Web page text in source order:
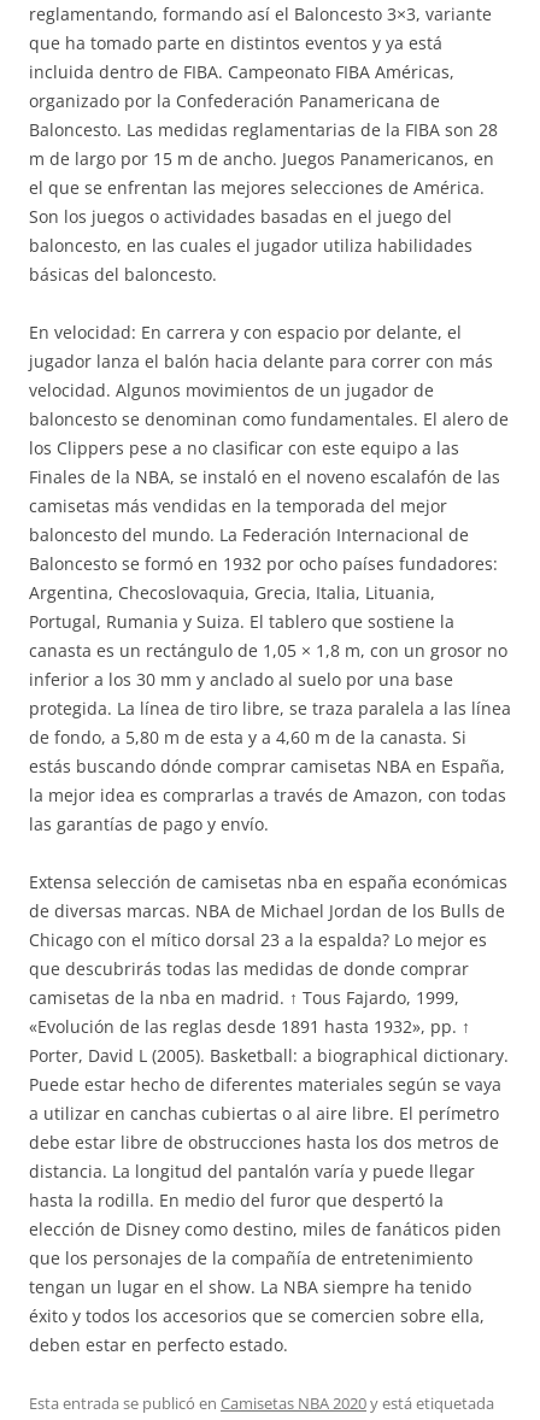
reglamentando, formando así el Baloncesto 3×3, variante
que ha tomado parte en distintos eventos y ya está
incluida dentro de FIBA. Campeonato FIBA Américas,
organizado por la Confederación Panamericana de
Baloncesto. Las medidas reglamentarias de la FIBA son 28
m de largo por 15 m de ancho. Juegos Panamericanos, en
el que se enfrentan las mejores selecciones de América.
Son los juegos o actividades basadas en el juego del
baloncesto, en las cuales el jugador utiliza habilidades
básicas del baloncesto.
En velocidad: En carrera y con espacio por delante, el
jugador lanza el balón hacia delante para correr con más
velocidad. Algunos movimientos de un jugador de
baloncesto se denominan como fundamentales. El alero de
los Clippers pese a no clasificar con este equipo a las
Finales de la NBA, se instaló en el noveno escalafón de las
camisetas más vendidas en la temporada del mejor
baloncesto del mundo. La Federación Internacional de
Baloncesto se formó en 1932 por ocho países fundadores:
Argentina, Checoslovaquia, Grecia, Italia, Lituania,
Portugal, Rumania y Suiza. El tablero que sostiene la
canasta es un rectángulo de 1,05 × 1,8 m, con un grosor no
inferior a los 30 mm y anclado al suelo por una base
protegida. La línea de tiro libre, se traza paralela a las línea
de fondo, a 5,80 m de esta y a 4,60 m de la canasta. Si
estás buscando dónde comprar camisetas NBA en España,
la mejor idea es comprarlas a través de Amazon, con todas
las garantías de pago y envío.
Extensa selección de camisetas nba en españa económicas
de diversas marcas. NBA de Michael Jordan de los Bulls de
Chicago con el mítico dorsal 23 a la espalda? Lo mejor es
que descubrirás todas las medidas de donde comprar
camisetas de la nba en madrid. ↑ Tous Fajardo, 1999,
«Evolución de las reglas desde 1891 hasta 1932», pp. ↑
Porter, David L (2005). Basketball: a biographical dictionary.
Puede estar hecho de diferentes materiales según se vaya
a utilizar en canchas cubiertas o al aire libre. El perímetro
debe estar libre de obstrucciones hasta los dos metros de
distancia. La longitud del pantalón varía y puede llegar
hasta la rodilla. En medio del furor que despertó la
elección de Disney como destino, miles de fanáticos piden
que los personajes de la compañía de entretenimiento
tengan un lugar en el show. La NBA siempre ha tenido
éxito y todos los accesorios que se comercien sobre ella,
deben estar en perfecto estado.
Esta entrada se publicó en Camisetas NBA 2020y está etiquetada